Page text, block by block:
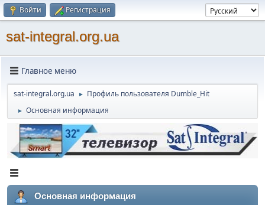
Войти Регистрация
sat-integral.org.ua
Главное меню
sat-integral.org.ua ► Профиль пользователя Dumble_Hit
► Основная информация
Основная информация